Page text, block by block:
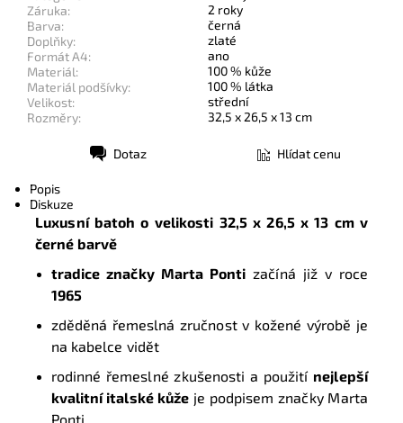
Záruka:
2 roky
Barva:
černá
Doplňky:
zlaté
Formát A4:
ano
Materiál:
100 % kůže
Materiál podšívky:
100 % látka
Velikost:
střední
Rozměry:
32,5 x 26,5 x 13 cm
Dotaz Hlídat cenu
Popis
Diskuze
Luxusní batoh o velikosti 32,5 x 26,5 x 13 cm v
černé barvě
tradice značky Marta Ponti začíná již v roce
1965
zděděná řemeslná zručnost v kožené výrobě je
na kabelce vidět
rodinné řemeslné zkušenosti a použití nejlepší
kvalitní italské kůžeje podpisem značky Marta
Ponti